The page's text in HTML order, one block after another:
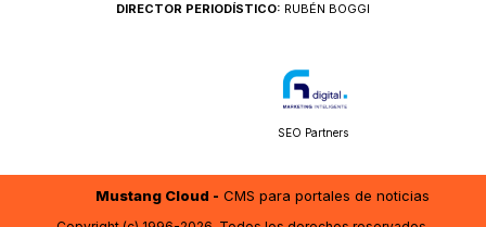
DIRECTOR PERIODÍSTICO: RUBÉN BOGGI
SEO Partners
Mustang Cloud - CMS para portales de noticias